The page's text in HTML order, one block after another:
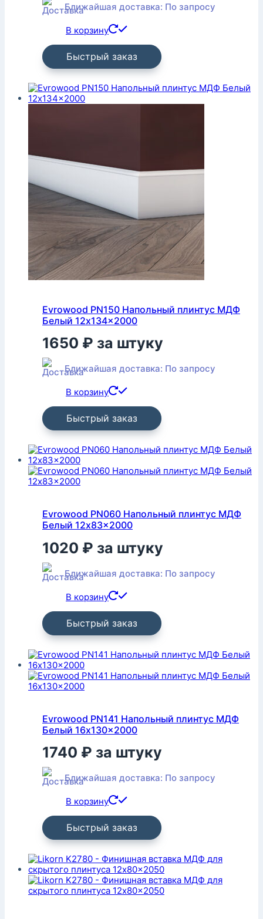
Ближайшая доставка: По запросу
В корзину
Быстрый заказ
Evrowood PN150 Напольный плинтус МДФ
Белый 12x134x2000
1650 ₽ за штуку
Ближайшая доставка: По запросу
В корзину
Быстрый заказ
Evrowood PN060 Напольный плинтус МДФ
Белый 12x83x2000
1020 ₽ за штуку
Ближайшая доставка: По запросу
В корзину
Быстрый заказ
Evrowood PN141 Напольный плинтус МДФ
Белый 16x130x2000
1740 ₽ за штуку
Ближайшая доставка: По запросу
В корзину
Быстрый заказ